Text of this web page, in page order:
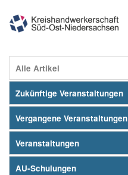
Alle Artikel
Zukünftige Veranstaltungen
Vergangene Veranstaltungen
Veranstaltungen
AU-Schulungen